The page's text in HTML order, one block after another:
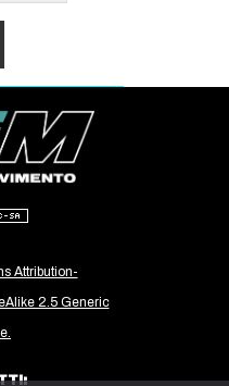
Attribution-
2.5 Generic